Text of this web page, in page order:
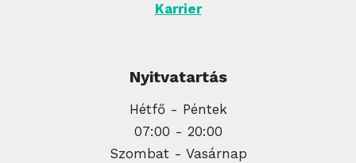
Karrier
Nyitvatartás
Hétfő - Péntek
07:00 - 20:00
Szombat - Vasárnap